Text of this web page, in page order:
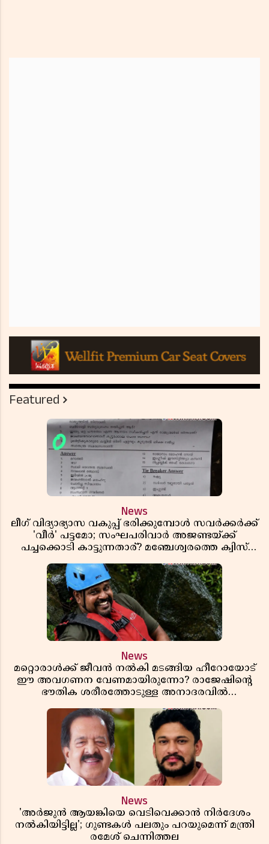
Featured
News
ലീഗ് വിദ്യാഭ്യാസ വകുപ്പ് ഭരിക്കുമ്പോൾ സവർക്കർക്ക്
'വീർ' പട്ടമോ; സംഘപരിവാർ അജണ്ടയ്ക്ക്
പച്ചക്കൊടി കാട്ടുന്നതാര്? മഞ്ചേശ്വരത്തെ ക്വിസ്
News
മറ്റൊരാൾക്ക് ജീവൻ നൽകി മടങ്ങിയ ഹീറോയോട്
ഈ അവഗണന വേണമായിരുന്നോ? രാജേഷിൻ്റെ
ഭൗതിക ശരീരത്തോടുള്ള അനാദരവിൽ
News
'അർജുൻ ആയങ്കിയെ വെടിവെക്കാൻ നിർദേശം
നൽകിയിട്ടില്ല'; ഗുണ്ടകൾ പലതും പറയുമെന്ന് മന്ത്രി
രമേശ് ചെന്നിത്തല